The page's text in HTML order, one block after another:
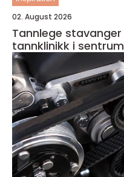
02. August 2026
Tannlege stavanger slik finner du riktig
tannklinikk i sentrum